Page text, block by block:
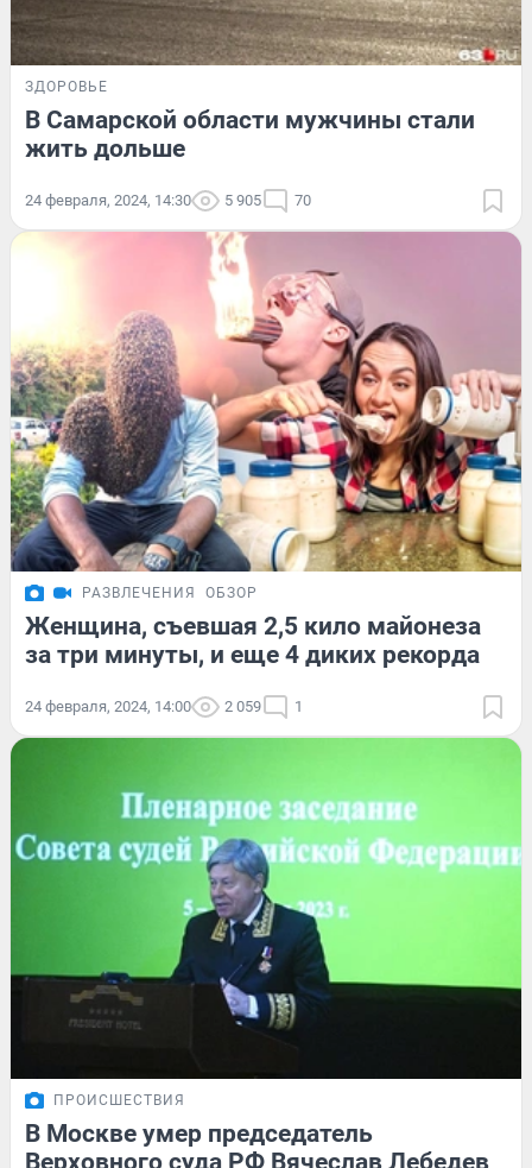
ЗДОРОВЬЕ
В Самарской области мужчины стали
жить дольше
24 февраля, 2024, 14:30 5 905 70
РАЗВЛЕЧЕНИЯ ОБЗОР
Женщина, съевшая 2,5 кило майонеза
за три минуты, и еще 4 диких рекорда
24 февраля, 2024, 14:00 2 059 1
ПРОИСШЕСТВИЯ
В Москве умер председатель
Верховного суда РФ Вячеслав Лебедев